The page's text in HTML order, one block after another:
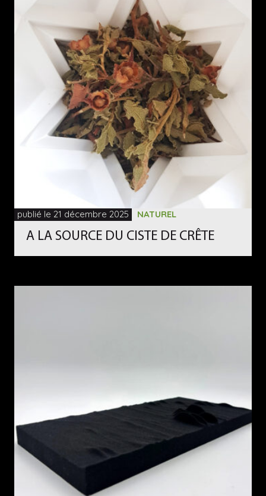
publié le 21 décembre 2025 NATUREL
A LA SOURCE DU CISTE DE CRÊTE